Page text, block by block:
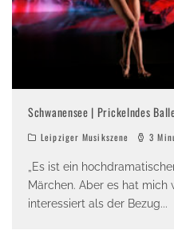
Schwanensee | Prickelndes
Leipziger Musikszene 3
„Es ist ein
Märchen. Aber es hat mich
interessiert als der Bezug...